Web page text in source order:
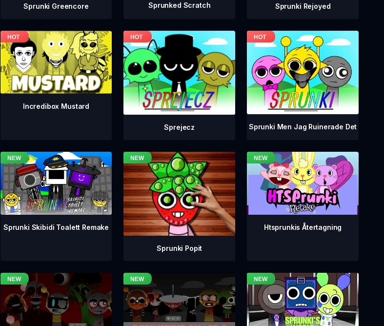
Sprunki Greencore Sprunked Scratch Sprunki Rejoyed
Incredibox Mustard
Sprejecz Sprunki Men Jag Ruinerade Det
Sprunki Skibidi Toalett Remake
Sprunki Popit
Htsprunkis Återtagning